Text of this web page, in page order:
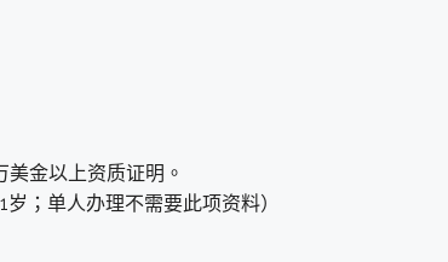
金以上资质证明。
；单人办理不需要此项资料）